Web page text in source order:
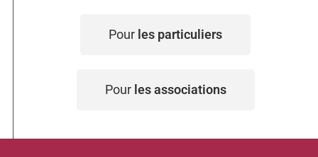
Pour les particuliers
Pour les associations